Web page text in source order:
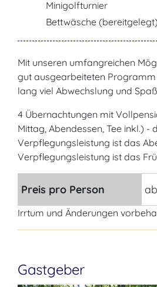
Minigolfturnier
Bettwäsche
Mit unseren umfangreichen
gut ausgearbeiteten Programm
lang viel Abwechslung und
4 Übernachtungen mit
Mittag, Abendessen, Tee inkl.) -
Verpflegungsleistung ist das
Verpflegungsleistung ist das
Preis pro Person
Irrtum und Änderungen
Gastgeber